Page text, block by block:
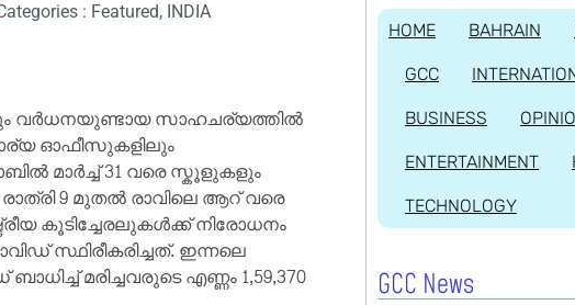
: Featured, INDIA
വർധനയുണ്ടായ സാഹചര്യത്തിൽ
ഓഫീസുകളിലും
മാര്‍ച്ച് 31 വരെ സ്കൂളുകളും
9 മുതല്‍ രാവിലെ ആറ് വരെ
കൂടിച്ചേരലുകള്‍ക്ക് നിരോധനം
സ്ഥിരീകരിച്ചത്. ഇന്നലെ
മരിച്ചവരുടെ എണ്ണം 1,59,370
HOME BAHRAIN
GCC
BUSINESS
ENTERTAINMENT
TECHNOLOGY
GCC News